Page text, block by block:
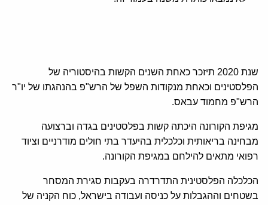
שנת 2020 תיזכר כאחת השנים הקשות בהיסטוריה של
הפלסטינים וכאחת מנקודות השפל של הרש"פ בהנהגתו של יו"ר
הרש"פ מחמוד עבאס.
מגיפת הקורונה היכתה קשות בפלסטינים בגדה וברצועה
מבחינה בריאותית וכלכלית בהיעדר בתי חולים מודרניים וציוד
רפואי מתאים להילחם במגיפת הקורונה.
הכלכלה הפלסטינית התדרדרה בעקבות סגירת המסחר
בשטחים וההגבלות על כניסה ועבודה בישראל, כוח הקניה של